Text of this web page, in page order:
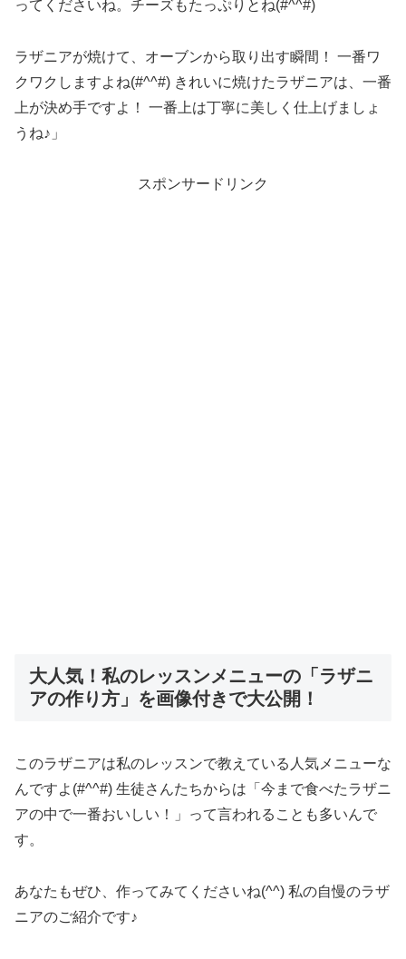
ってくださいね。チーズもたっぷりとね(#^^#)
ラザニアが焼けて、オーブンから取り出す瞬間！ 一番ワ
クワクしますよね(#^^#) きれいに焼けたラザニアは、一番
上が決め手ですよ！ 一番上は丁寧に美しく仕上げましょ
うね♪」
スポンサードリンク
大人気！私のレッスンメニューの「ラザニ
アの作り方」を画像付きで大公開！
このラザニアは私のレッスンで教えている人気メニューな
んですよ(#^^#) 生徒さんたちからは「今まで食べたラザニ
アの中で一番おいしい！」って言われることも多いんで
す。
あなたもぜひ、作ってみてくださいね(^^) 私の自慢のラザ
ニアのご紹介です♪